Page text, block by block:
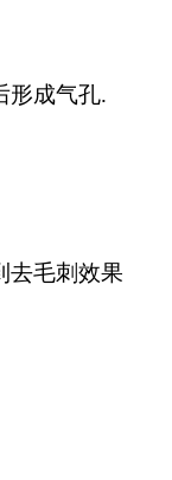
形成气孔.
去毛刺效果